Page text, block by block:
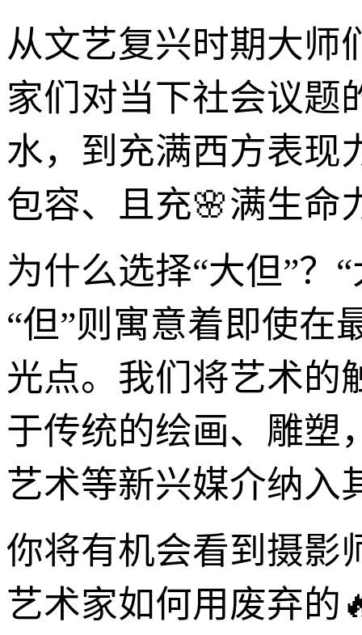
从文艺复兴时期大师
家们对当下社会议题
水，到充满西方表现
包容、且充🌸满生命
为什么选择“大但”？
“但”则寓意着即使在
光点。我们将艺术的
于传统的绘画、雕塑
艺术等新兴媒介纳入
你将有机会看到摄影
艺术家如何用废弃的